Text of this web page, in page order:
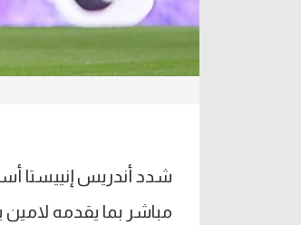
شدد أندريس إنييستا
مباشر بما يقدمه لامين